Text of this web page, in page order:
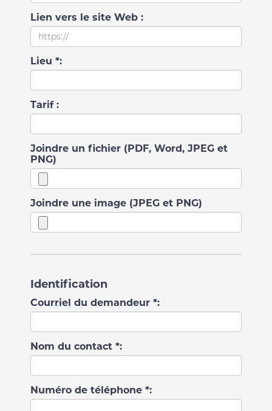
Lien vers le site Web :
Lieu *:
Tarif :
Joindre un fichier (PDF, Word, JPEG et
PNG)
Joindre une image (JPEG et PNG)
Identification
Courriel du demandeur *:
Nom du contact *:
Numéro de téléphone *: